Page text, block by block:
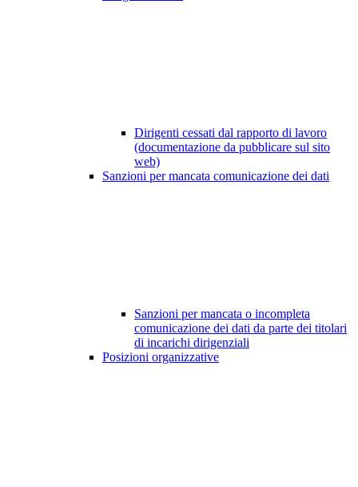
Dirigenti cessati dal rapporto di lavoro
(documentazione da pubblicare sul sito
web)
Sanzioni per mancata comunicazione dei dati
Sanzioni per mancata o incompleta
comunicazione dei dati da parte dei titolari
di incarichi dirigenziali
Posizioni organizzative